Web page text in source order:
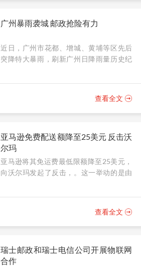
广州暴雨袭城 邮政抢险有力
近日，广州市花都、增城、黄埔等区先后
突降特大暴雨，刷新广州日降雨量历史纪
查看全文
亚马逊免费配送额降至25美元 反击沃
尔玛
亚马逊将其免运费最低限额降至25美元，
向沃尔玛发起了反击，。这一举动的是由
Discount”的新计划，如果用户选择将商品
配送到附近商店自取而不是直接配送到家
免费配送限额降至25美元，反击沃尔玛不
过亚马逊新推出的满25美元免运费只适用
查看全文
瑞士邮政和瑞士电信公司开展物联网
合作